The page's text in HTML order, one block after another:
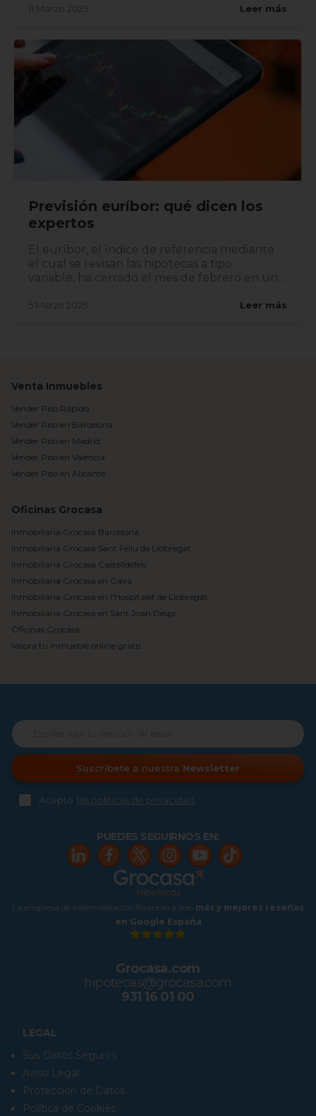
11 Marzo 2025 Leer más
Previsión euríbor: qué dicen los
expertos
El euríbor, el índice de referencia mediante
el cual se revisan las hipotecas a tipo
variable, ha cerrado el mes de febrero en un
5 Marzo 2025 Leer más
Venta Inmuebles
Vender Piso Rápido
Vender Piso en Barcelona
Vender Piso en Madrid
Vender Piso en Valencia
Vender Piso en Alicante
Oficinas Grocasa
Inmobiliaria Grocasa Barcelona
Inmobiliaria Grocasa Sant Feliu de Llobregat
Inmobiliaria Grocasa Castelldefels
Inmobiliaria Grocasa en Gavà
Inmobiliaria Grocasa en l'Hospitalet de Llobregat
Inmobiliaria Grocasa en Sant Joan Despí
Oficinas Grocasa
Valora tu inmueble online gratis
Suscríbete a nuestra Newsletter
Acepto las políticas de privacidad
LEGAL
Sus Datos Seguros
Aviso Legal
Protección de Datos
Política de Cookies
PUEDES SEGUIRNOS EN:
La empresa de intermediación financiera con más y mejores reseñas
en Google España
Grocasa.com
hipotecas@grocasa.com
931 16 01 00